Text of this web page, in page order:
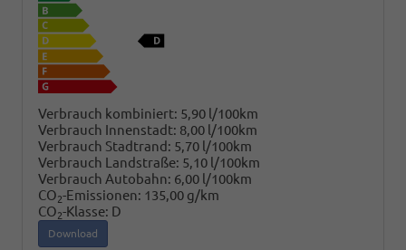
Verbrauch kombiniert: 5,90 l/100km
Verbrauch Innenstadt: 8,00 l/100km
Verbrauch Stadtrand: 5,70 l/100km
Verbrauch Landstraße: 5,10 l/100km
Verbrauch Autobahn: 6,00 l/100km
CO2-Emissionen: 135,00 g/km
CO2-Klasse: D
Download